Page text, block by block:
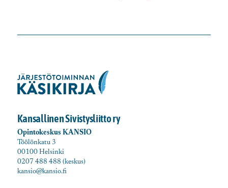
Kansallinen Sivistysliitto ry
Opintokeskus KANSIO
Töölönkatu 3
00100 Helsinki
0207 488 488 (keskus)
kansio@kansio.fi